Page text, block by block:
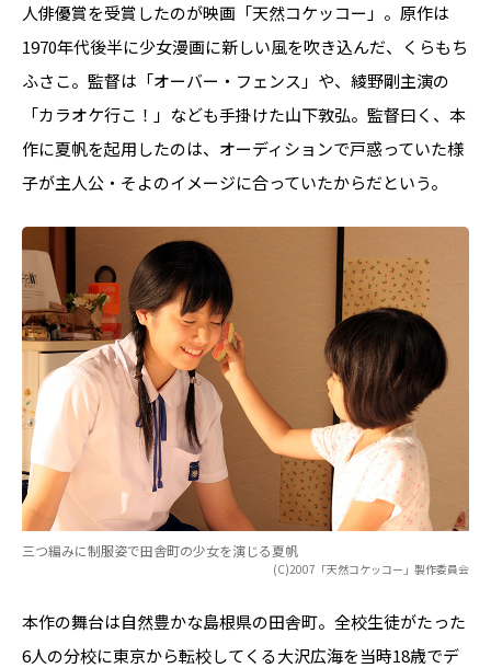
人俳優賞を受賞したのが映画「天然コケッコー」。原作は
1970年代後半に少女漫画に新しい風を吹き込んだ、くらもち
ふさこ。監督は「オーバー・フェンス」や、綾野剛主演の
「カラオケ行こ！」なども手掛けた山下敦弘。監督曰く、本
作に夏帆を起用したのは、オーディションで戸惑っていた様
子が主人公・そよのイメージに合っていたからだという。
三つ編みに制服姿で田舎町の少女を演じる夏帆
(C)2007「天然コケッコー」製作委員会
本作の舞台は自然豊かな島根県の田舎町。全校生徒がたった
6人の分校に東京から転校してくる大沢広海を当時18歳でデ